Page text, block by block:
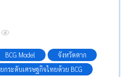
BCG Model
จังหวัดตาก
ยกระดับเศรษฐกิจไทยด้วย BCG